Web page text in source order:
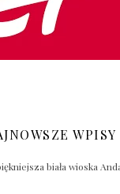
WPISY
biała wioska